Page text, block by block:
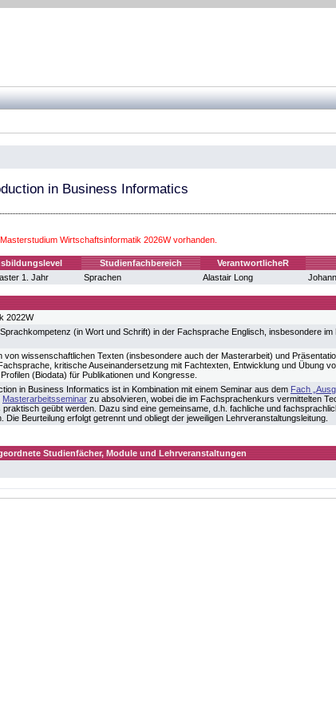
in Business Informatics
Wirtschaftsinformatik 2026W vorhanden.
Studienfachbereich VerantwortlicheR
1. Jahr Sprachen Alastair Long
2022W
(in Wort und Schrift) in der Fachsprache Englisch, insbesondere
von wissenschaftlichen Texten (insbesondere auch der Masterarbeit) und
kritische Auseinandersetzung mit Fachtexten, Entwicklung und Übung
(Biodata) für Publikationen und Kongresse.
in Business Informatics ist in Kombination mit einem Seminar aus dem Fach
Masterarbeitsseminar zu absolvieren, wobei die im Fachsprachenkurs vermittelten
geübt werden. Dazu sind eine gemeinsame, d.h. fachliche und
Beurteilung erfolgt getrennt und obliegt der jeweiligen Lehrveranstaltungsleitung.
Studienfächer, Module und Lehrveranstaltungen